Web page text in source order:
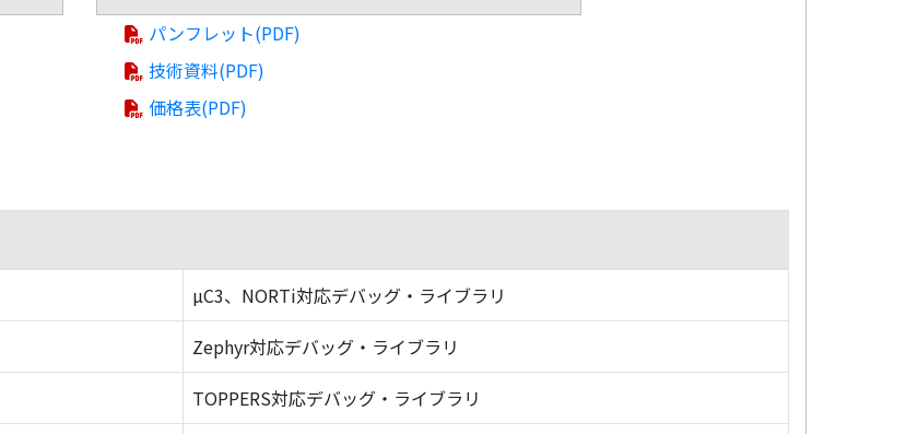
パンフレット(PDF)
技術資料(PDF)
価格表(PDF)
µC3、NORTi対応デバッグ・ライブラリ
Zephyr対応デバッグ・ライブラリ
TOPPERS対応デバッグ・ライブラリ